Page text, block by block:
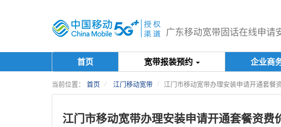
广东移动宽带固话在线申请
首页 宽带报装预约 企业商
当前位置： 首页 江门移动宽带 江门市移动宽带办理安装申请开通套餐
江门市移动宽带办理安装申请开通套餐资费